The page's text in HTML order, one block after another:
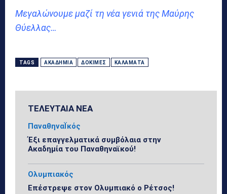
Μεγαλώνουμε μαζί τη νέα γενιά της Μαύρης
Θύελλας…
TAGS ΑΚΑΔΗΜΊΑ ΔΟΚΙΜΈΣ ΚΑΛΑΜΆΤΑ
ΤΕΛΕΥΤΑΙΑ ΝΕΑ
ΠαναθηναΪκός
Έξι επαγγελματικά συμβόλαια στην
Ακαδημία του Παναθηναϊκού!
Ολυμπιακός
Επέστρεψε στον Ολυμπιακό ο Ρέτσος!